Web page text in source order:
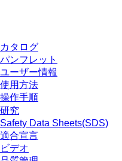
カタログ
パンフレット
ユーザー情報
使用方法
操作手順
研究
Safety Data Sheets(SDS)
適合宣言
ビデオ